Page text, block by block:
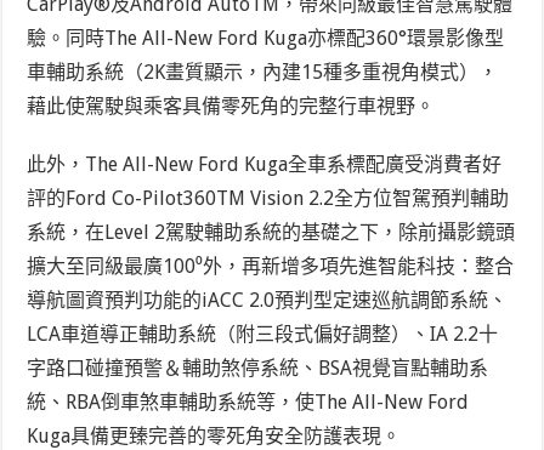
驗。同時The All-New Ford Kuga亦標配360°環景影像型
車輔助系統（2K畫質顯示，內建15種多重視角模式），
藉此使駕駛與乘客具備零死角的完整行車視野。
此外，The All-New Ford Kuga全車系標配廣受消費者好
評的Ford Co-Pilot360TM Vision 2.2全方位智駕預判輔助
系統，在Level 2駕駛輔助系統的基礎之下，除前攝影鏡頭
擴大至同級最廣100⁰外，再新增多項先進智能科技：整合
導航圖資預判功能的iACC 2.0預判型定速巡航調節系統、
LCA車道導正輔助系統（附三段式偏好調整）、IA 2.2十
字路口碰撞預警＆輔助煞停系統、BSA視覺盲點輔助系
統、RBA倒車煞車輔助系統等，使The All-New Ford
Kuga具備更臻完善的零死角安全防護表現。